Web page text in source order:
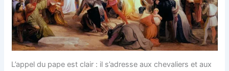
L’appel du pape est clair : il s’adresse aux chevaliers et aux